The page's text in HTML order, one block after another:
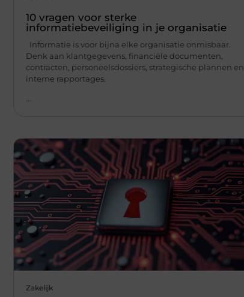
10 vragen voor sterke
informatiebeveiliging in je organisatie
Informatie is voor bijna elke organisatie onmisbaar.
Denk aan klantgegevens, financiële documenten,
contracten, personeelsdossiers, strategische plannen en
interne rapportages.
...
Zakelijk